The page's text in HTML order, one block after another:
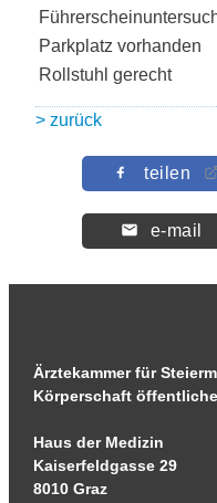
Parkplatz vorhanden
Rollstuhl gerecht
> zurück
teilen
e-mail
Ärztekammer für
Körperschaft
Haus der Medizin
Kaiserfeldgasse 29
8010 Graz